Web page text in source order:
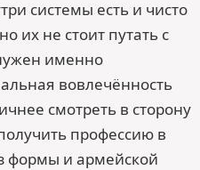
системы есть и чисто
их не стоит путать с
именно
вовлечённость
смотреть в сторону
профессию в
формы и армейской